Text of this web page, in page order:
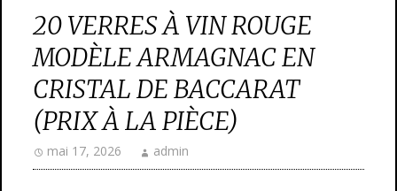
20 VERRES À VIN ROUGE
MODÈLE ARMAGNAC EN
CRISTAL DE BACCARAT
(PRIX À LA PIÈCE)
mai 17, 2026 admin